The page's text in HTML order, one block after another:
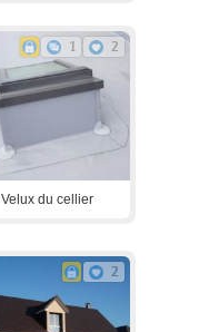
1 2
Velux du cellier
2